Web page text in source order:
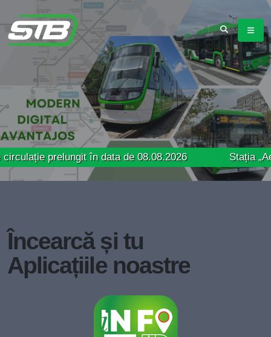
în data de 08.08.2026 Stația „Aeroport
Încearcă și tu
Aplicațiile noastre